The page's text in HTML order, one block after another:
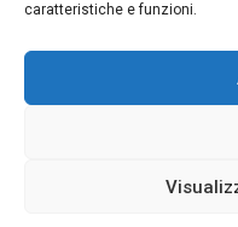
caratteristiche e funzioni.